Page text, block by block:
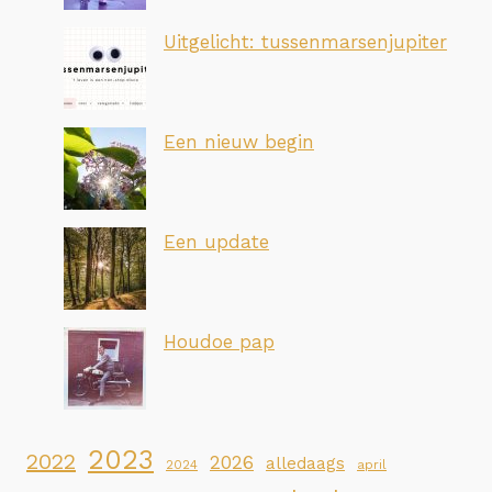
Uitgelicht: tussenmarsenjupiter
Een nieuw begin
Een update
Houdoe pap
2022 2023 2024 2026 alledaags april